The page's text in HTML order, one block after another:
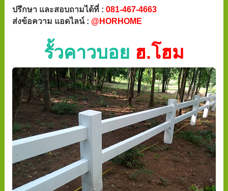
ปรึกษา และสอบถามได้ที่ : 081-467-4663
ส่งข้อความ แอดไลน์ : @HORHOME
รั้วคาวบอย ฮ.โฮม